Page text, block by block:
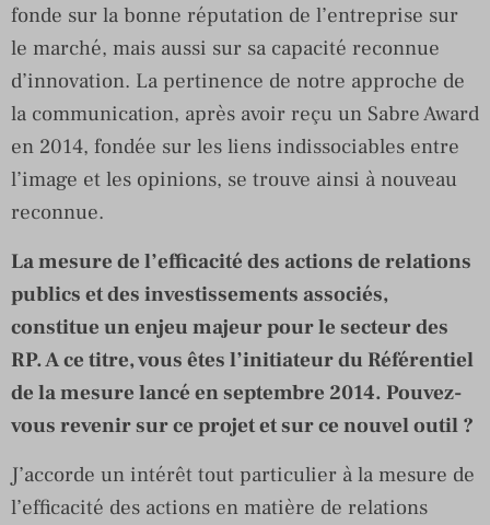
fonde sur la bonne réputation de l’entreprise sur
le marché, mais aussi sur sa capacité reconnue
d’innovation. La pertinence de notre approche de
la communication, après avoir reçu un Sabre Award
en 2014, fondée sur les liens indissociables entre
l’image et les opinions, se trouve ainsi à nouveau
reconnue.
La mesure de l’efficacité des actions de relations
publics et des investissements associés,
constitue un enjeu majeur pour le secteur des
RP. A ce titre, vous êtes l’initiateur du Référentiel
de la mesure lancé en septembre 2014. Pouvez-
vous revenir sur ce projet et sur ce nouvel outil ?
J’accorde un intérêt tout particulier à la mesure de
l’efficacité des actions en matière de relations